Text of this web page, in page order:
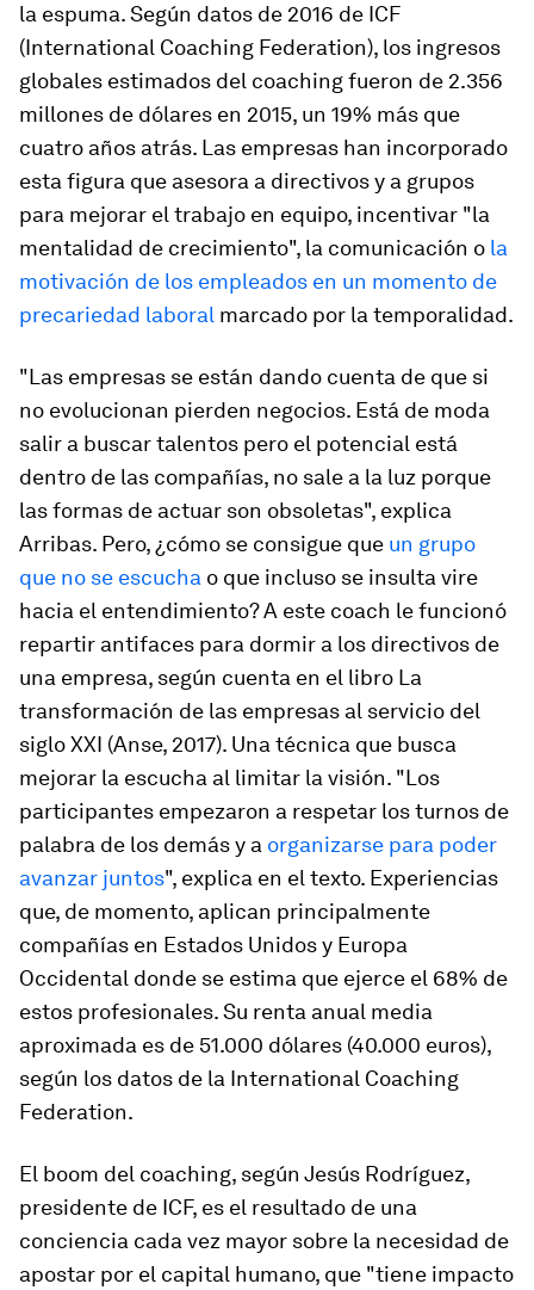
la espuma. Según datos de 2016 de ICF
(International Coaching Federation), los ingresos
globales estimados del coachingfueron de 2.356
millones de dólares en 2015, un 19% más que
cuatro años atrás. Las empresas han incorporado
esta figura que asesora a directivos y a grupos
para mejorar el trabajo en equipo, incentivar "la
mentalidad de crecimiento", la comunicación o la
motivación de los empleados en un momento de
precariedad laboral marcado por la temporalidad.
"Las empresas se están dando cuenta de que si
no evolucionan pierden negocios. Está de moda
salir a buscar talentos pero el potencial está
dentro de las compañías, no sale a la luz porque
las formas de actuar son obsoletas", explica
Arribas. Pero, ¿cómo se consigue que un grupo
que no se escucha o que incluso se insulta vire
hacia el entendimiento? A este coach le funcionó
repartir antifaces para dormir a los directivos de
una empresa, según cuenta en el libro La
transformación de las empresas al servicio del
siglo XXI (Anse, 2017). Una técnica que busca
mejorar la escucha al limitar la visión. "Los
participantes empezaron a respetar los turnos de
palabra de los demás y a organizarse para poder
avanzar juntos", explica en el texto. Experiencias
que, de momento, aplican principalmente
compañías en Estados Unidos y Europa
Occidental donde se estima que ejerce el 68% de
estos profesionales. Su renta anual media
aproximada es de 51.000 dólares (40.000 euros),
según los datos de la International Coaching
Federation.
El boom del coaching, según Jesús Rodríguez,
presidente de ICF, es el resultado de una
conciencia cada vez mayor sobre la necesidad de
apostar por el capital humano, que "tiene impacto